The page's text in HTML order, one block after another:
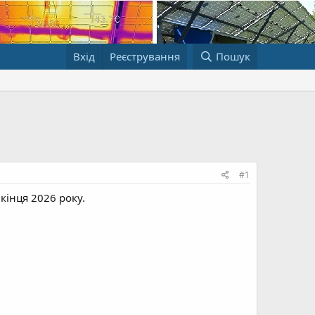
Вхід Реєстрування Пошук
#1
2026 року.